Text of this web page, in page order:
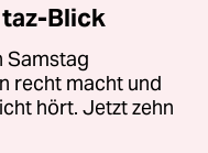
Blick
Samstag
recht macht und
hört. Jetzt zehn